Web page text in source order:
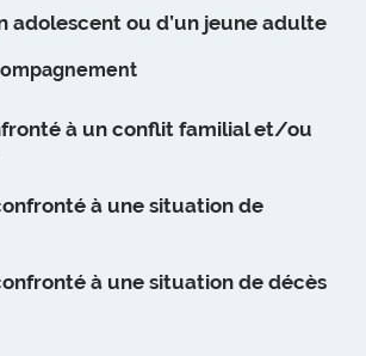
adolescent ou d’un jeune adulte
à un conflit familial et/ou
à une situation de
à une situation de décès